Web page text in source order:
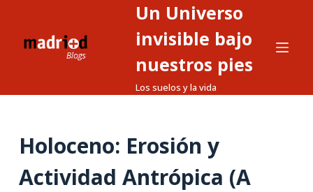
o
Un Universo
invisible bajo
nuestros pies
Los suelos y la vida
Holoceno: Erosión y
Actividad Antrópica (A